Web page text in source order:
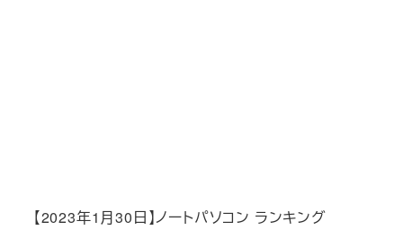
【2023年1月30日】ノートパソコン ランキング